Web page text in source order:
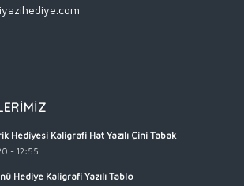
Hediyesi Kaligrafi Hat Yazılı Çini Tabak
- 12:55
Hediye Kaligrafi Yazılı Tablo